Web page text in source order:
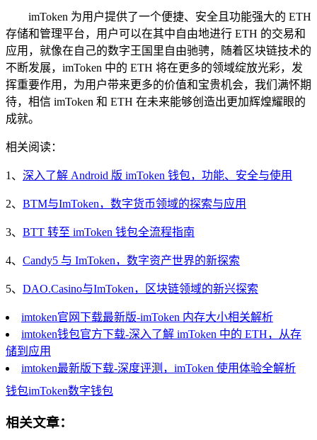
imToken 为用户提供了一个便捷、安全且功能强大的 ETH
存储和管理平台，用户可以在其中自由地进行 ETH 的交易和
应用，就像在自己的数字王国里自由驰骋，随着区块链技术的
不断发展，imToken 中的 ETH 将在更多的领域绽放光彩，发
挥重要作用，为用户带来更多的价值和宝贵机会，我们满怀期
待，相信 imToken 和 ETH 在未来能够创造出更加辉煌耀眼的
成就。
相关阅读：
1、 深入了解 Android 版 imToken 钱包，功能、安全与使用
2、 BTM与ImToken，数字货币领域的探索与应用
3、 BTT 转至 imToken 钱包全流程指南
4、 Candy5 与 ImToken，数字资产世界的新探索
5、 DAO.Casino与ImToken，区块链领域的新兴探索
imtoken官网下载最新版-imToken 内存大小相关解析
imtoken钱包官方下载-深入了解 imToken 中的 ETH，从存
储到应用
imtoken最新版下载-深度评测，imToken 使用体验全解析
钱包imToken数字钱包
相关文章：